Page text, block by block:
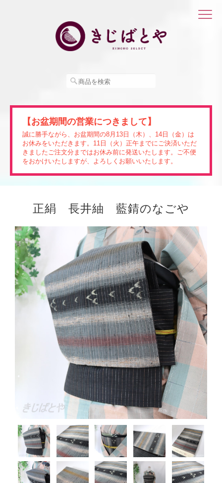
【お盆期間の営業につきまして】
誠に勝手ながら、お盆期間の8月13日（木）、14日（金）は
お休みをいただきます。11日（火）正午までにご決済いただ
きましたご注文分まではお休み前に発送いたします。ご不便
をおかけいたしますが、よろしくお願いいたします。
正絹 長井紬 藍錆のなごや